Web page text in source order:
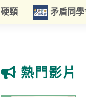
硬頸 矛盾同學
熱門影片